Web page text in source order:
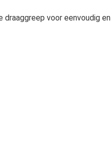
voor eenvoudig en